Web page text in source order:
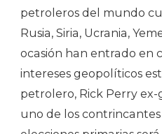
petroleros del mundo
Rusia, Siria, Ucrania,
ocasión han entrado en
intereses geopolíticos
petrolero, Rick Perry
uno de los